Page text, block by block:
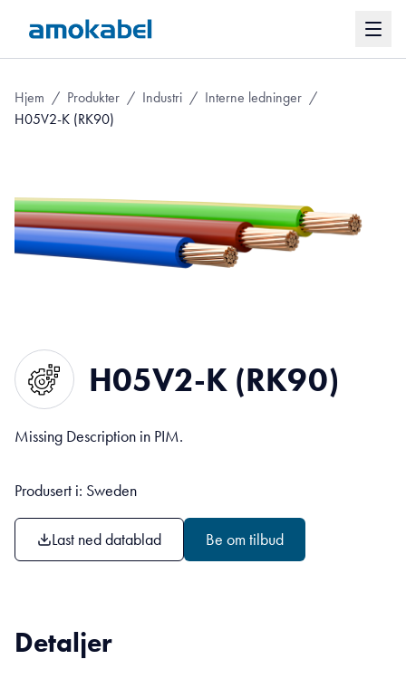
Hjem / Produkter / Industri / Interne ledninger /
H05V2-K (RK90)
H05V2-K (RK90)
Missing Description in PIM.
Produsert i: Sweden
Last ned datablad Be om tilbud
Detaljer